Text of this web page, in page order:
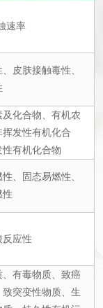
速率
皮肤接触毒性、
及化合物、有机农
挥发性有机化合
性有机化合物
、固态易燃性、
性
反应性
、有毒物质、致癌
致突变性物质、生
防护服检测
口罩检测
计生用品检测
缩空气系统3Q验
证